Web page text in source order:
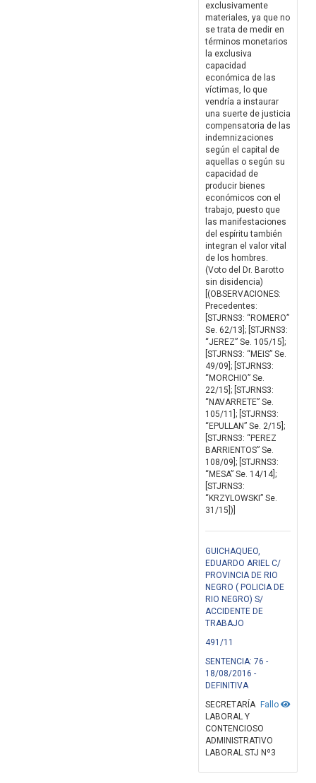
exclusivamente
materiales, ya que no
se trata de medir en
términos monetarios
la exclusiva
capacidad
económica de las
víctimas, lo que
vendría a instaurar
una suerte de justicia
compensatoria de las
indemnizaciones
según el capital de
aquellas o según su
capacidad de
producir bienes
económicos con el
trabajo, puesto que
las manifestaciones
del espíritu también
integran el valor vital
de los hombres.
(Voto del Dr. Barotto
sin disidencia)
[(OBSERVACIONES:
Precedentes:
[STJRNS3: “ROMERO”
Se. 62/13]; [STJRNS3:
“JEREZ” Se. 105/15];
[STJRNS3: “MEIS” Se.
49/09]; [STJRNS3:
“MORCHIO” Se.
22/15]; [STJRNS3:
“NAVARRETE” Se.
105/11]; [STJRNS3:
“EPULLAN” Se. 2/15];
[STJRNS3: “PEREZ
BARRIENTOS” Se.
108/09]; [STJRNS3:
“MESA” Se. 14/14];
[STJRNS3:
“KRZYLOWSKI” Se.
31/15])]
GUICHAQUEO,
EDUARDO ARIEL C/
PROVINCIA DE RIO
NEGRO ( POLICIA DE
RIO NEGRO) S/
ACCIDENTE DE
TRABAJO
491/11
SENTENCIA: 76 -
18/08/2016 -
DEFINITIVA
Fallo
SECRETARÍA
LABORAL Y
CONTENCIOSO
ADMINISTRATIVO
LABORAL STJ Nº3